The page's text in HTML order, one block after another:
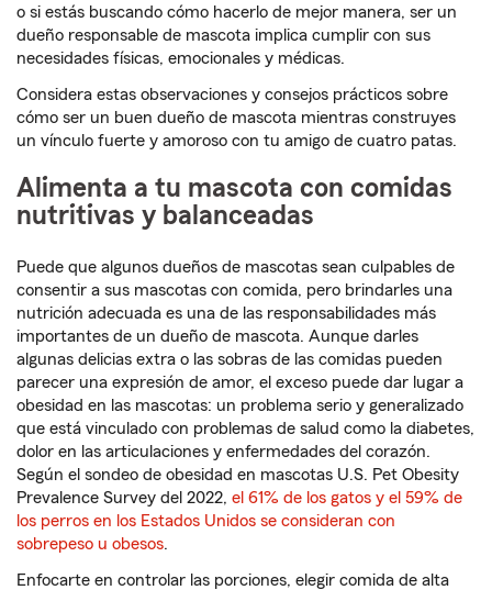
o si estás buscando cómo hacerlo de mejor manera, ser un
dueño responsable de mascota implica cumplir con sus
necesidades físicas, emocionales y médicas.
Considera estas observaciones y consejos prácticos sobre
cómo ser un buen dueño de mascota mientras construyes
un vínculo fuerte y amoroso con tu amigo de cuatro patas.
Alimenta a tu mascota con comidas
nutritivas y balanceadas
Puede que algunos dueños de mascotas sean culpables de
consentir a sus mascotas con comida, pero brindarles una
nutrición adecuada es una de las responsabilidades más
importantes de un dueño de mascota. Aunque darles
algunas delicias extra o las sobras de las comidas pueden
parecer una expresión de amor, el exceso puede dar lugar a
obesidad en las mascotas: un problema serio y generalizado
que está vinculado con problemas de salud como la diabetes,
dolor en las articulaciones y enfermedades del corazón.
Según el sondeo de obesidad en mascotas U.S. Pet Obesity
Prevalence Survey del 2022, el 61% de los gatos y el 59% de
los perros en los Estados Unidos se consideran con
sobrepeso u obesos.
Enfocarte en controlar las porciones, elegir comida de alta